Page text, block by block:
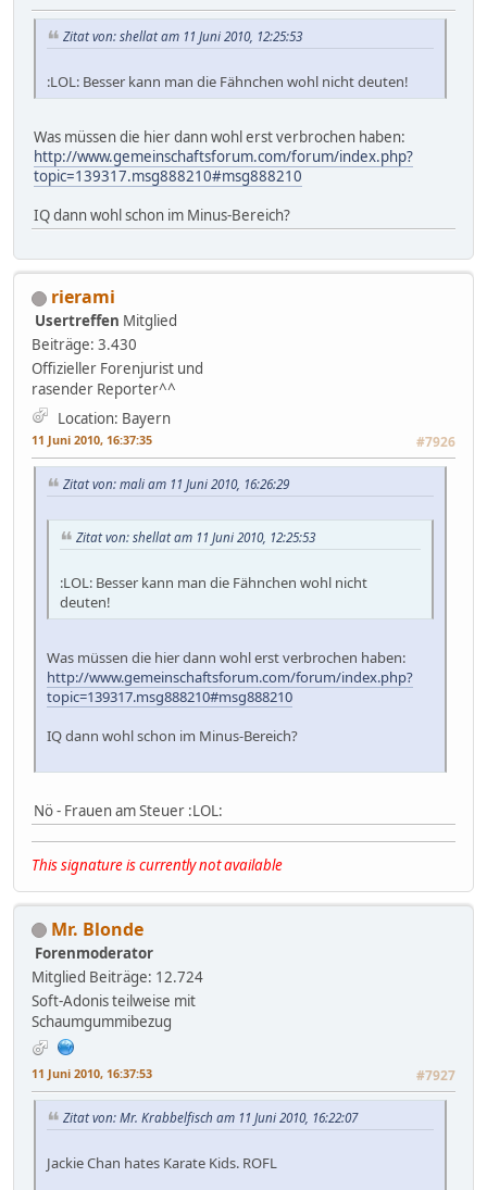
Zitat von: shellat am 11 Juni 2010, 12:25:53
:LOL: Besser kann man die Fähnchen wohl nicht deuten!
Was müssen die hier dann wohl erst verbrochen haben:
http://www.gemeinschaftsforum.com/forum/index.php?
topic=139317.msg888210#msg888210
IQ dann wohl schon im Minus-Bereich?
rierami
Usertreffen Mitglied
Beiträge: 3.430
Offizieller Forenjurist und
rasender Reporter^^
Location: Bayern
11 Juni 2010, 16:37:35 #7926
Zitat von: mali am 11 Juni 2010, 16:26:29
Zitat von: shellat am 11 Juni 2010, 12:25:53
:LOL: Besser kann man die Fähnchen wohl nicht
deuten!
Was müssen die hier dann wohl erst verbrochen haben:
http://www.gemeinschaftsforum.com/forum/index.php?
topic=139317.msg888210#msg888210
IQ dann wohl schon im Minus-Bereich?
Nö - Frauen am Steuer :LOL:
This signature is currently not available
Mr. Blonde
Forenmoderator
Mitglied Beiträge: 12.724
Soft-Adonis teilweise mit
Schaumgummibezug
11 Juni 2010, 16:37:53 #7927
Zitat von: Mr. Krabbelfisch am 11 Juni 2010, 16:22:07
Jackie Chan hates Karate Kids. ROFL